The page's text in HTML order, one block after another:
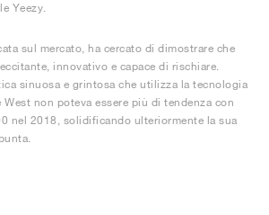
Yeezy.
sul mercato, ha cercato di dimostrare che
innovativo e capace di rischiare.
sinuosa e grintosa che utilizza la tecnologia
non poteva essere più di tendenza con
nel 2018, solidificando ulteriormente la sua